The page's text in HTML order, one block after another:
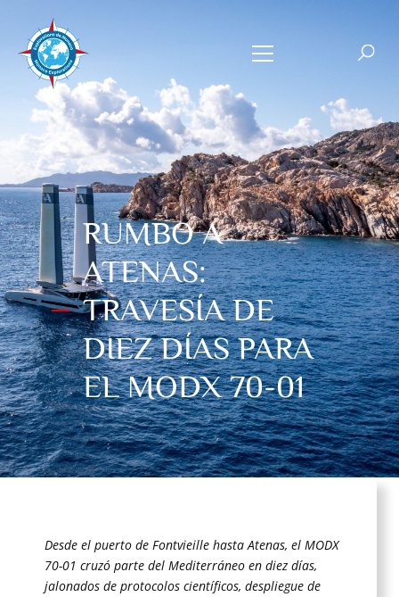
RUMBO A
ATENAS:
TRAVESÍA DE
DIEZ DÍAS PARA
EL MODX 70-01
Desde el puerto de Fontvieille hasta Atenas, el MODX
70-01 cruzó parte del Mediterráneo en diez días,
jalonados de protocolos científicos, despliegue de